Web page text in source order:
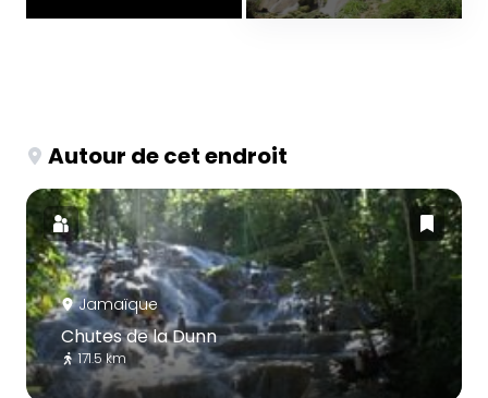
Autour de cet endroit
Jamaïque
Chutes de la Dunn
171.5 km